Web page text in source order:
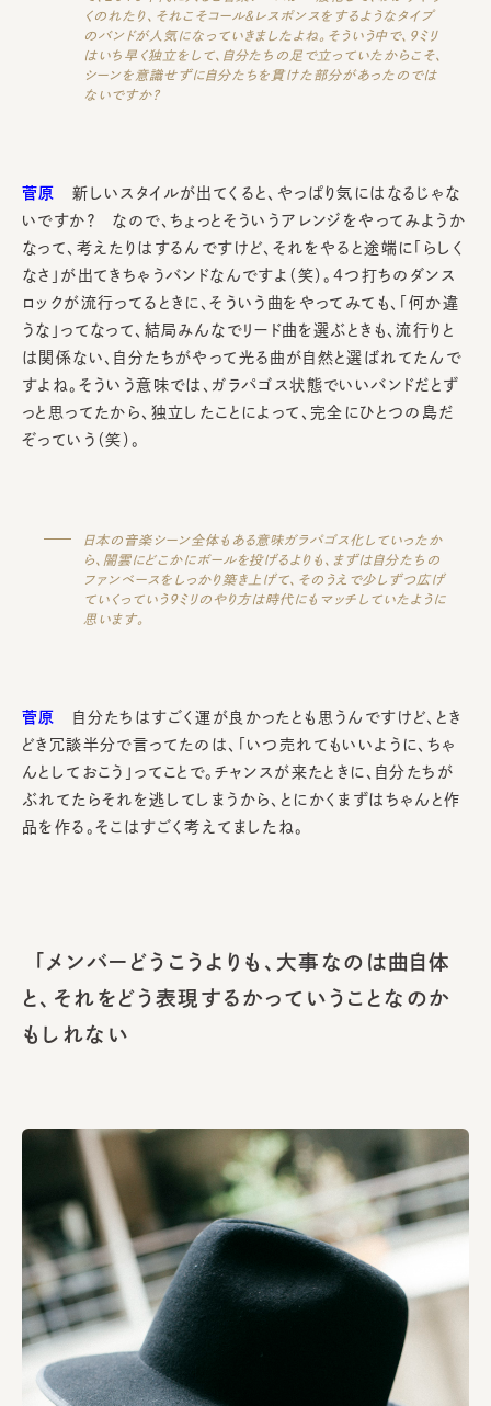
くのれたり、それこそコール＆レスポンスをするようなタイプ
のバンドが人気になっていきましたよね。そういう中で、9ミリ
はいち早く独立をして、自分たちの足で立っていたからこそ、
シーンを意識せずに自分たちを貫けた部分があったのでは
ないですか？
菅原
新しいスタイルが出てくると、やっぱり気にはなるじゃな
いですか？ なので、ちょっとそういうアレンジをやってみようか
なって、考えたりはするんですけど、それをやると途端に「らしく
なさ」が出てきちゃうバンドなんですよ（笑）。4つ打ちのダンス
ロックが流行ってるときに、そういう曲をやってみても、「何か違
うな」ってなって、結局みんなでリード曲を選ぶときも、流行りと
は関係ない、自分たちがやって光る曲が自然と選ばれてたんで
すよね。そういう意味では、ガラパゴス状態でいいバンドだとず
っと思ってたから、独立したことによって、完全にひとつの島だ
ぞっていう（笑）。
日本の音楽シーン全体もある意味ガラパゴス化していったか
ら、闇雲にどこかにボールを投げるよりも、まずは自分たちの
ファンベースをしっかり築き上げて、そのうえで少しずつ広げ
ていくっていう9ミリのやり方は時代にもマッチしていたように
思います。
菅原
自分たちはすごく運が良かったとも思うんですけど、とき
どき冗談半分で言ってたのは、「いつ売れてもいいように、ちゃ
んとしておこう」ってことで。チャンスが来たときに、自分たちが
ぶれてたらそれを逃してしまうから、とにかくまずはちゃんと作
品を作る。そこはすごく考えてましたね。
「メンバーどうこうよりも、大事なのは曲自体
と、それをどう表現するかっていうことなのか
もしれない